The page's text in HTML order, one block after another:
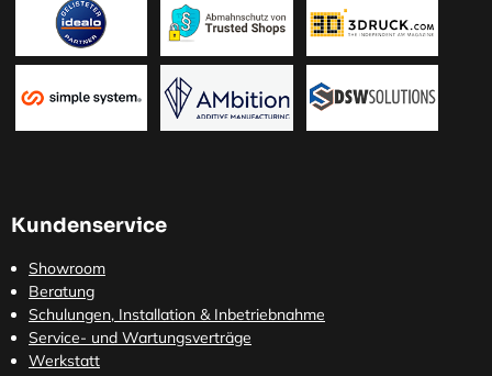
Kundenservice
Showroom
Beratung
Schulungen, Installation & Inbetriebnahme
Service- und Wartungsverträge
Werkstatt